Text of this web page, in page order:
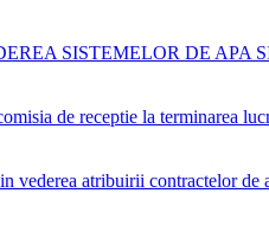
SISTEMELOR DE
de receptie la terminarea
vederea atribuirii contractelor